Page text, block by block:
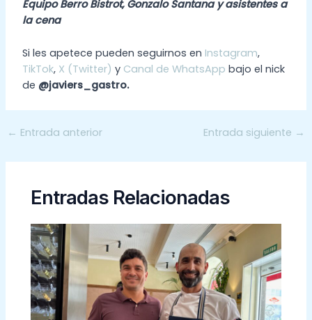
Equipo Berro Bistrot, Gonzalo Santana y asistentes a
la cena
Si les apetece pueden seguirnos en Instagram,
TikTok, X (Twitter) y Canal de WhatsApp bajo el nick
de @javiers_gastro.
← Entrada anterior Entrada siguiente →
Entradas Relacionadas